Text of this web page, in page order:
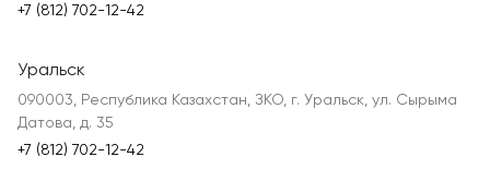
+7 (812) 702-12-42
Уральск
090003, Республика Казахстан, ЗКО, г. Уральск, ул. Сырыма
Датова, д. 35
+7 (812) 702-12-42